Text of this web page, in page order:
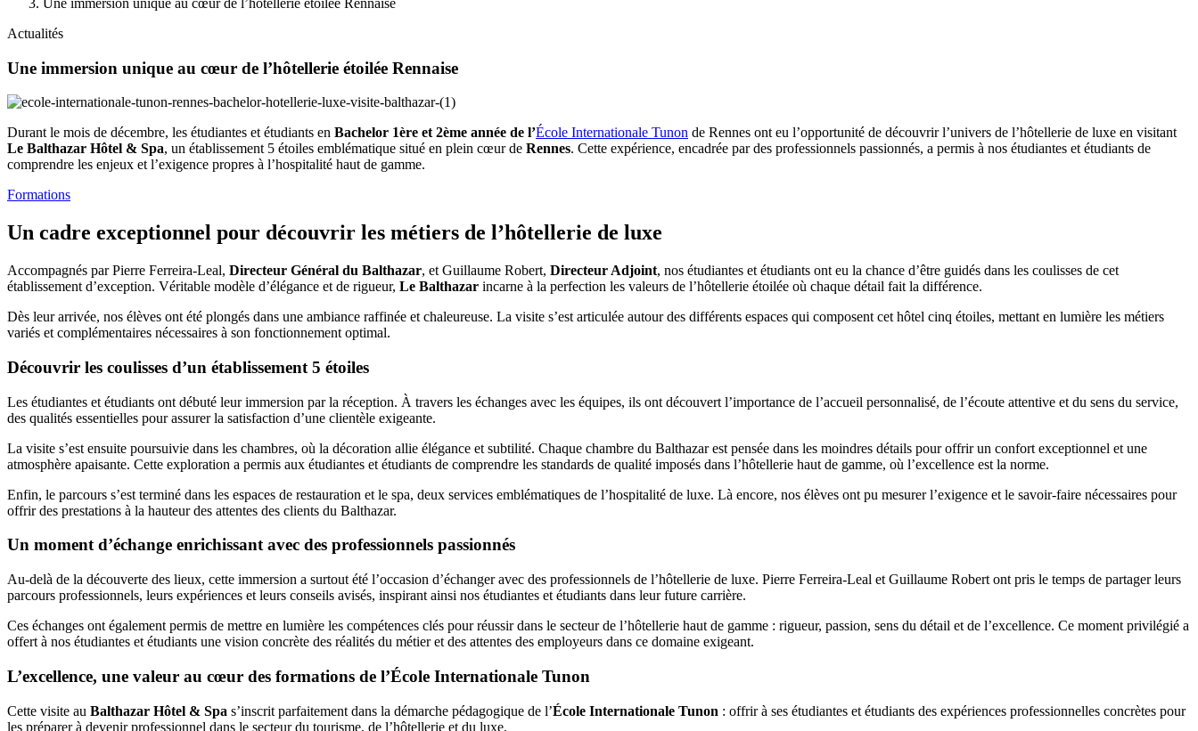
Une immersion unique au cœur de l’hôtellerie étoilée Rennaise
Actualités
Une immersion unique au cœur de l’hôtellerie étoilée Rennaise
Durant le mois de décembre, les étudiantes et étudiants en Bachelor 1ère et 2ème année de l’École Internationale Tunon de Rennes ont eu l’opportunité de découvrir l’univers de l’hôtellerie de luxe en visitant
Le Balthazar Hôtel & Spa, un établissement 5 étoiles emblématique situé en plein cœur de Rennes. Cette expérience, encadrée par des professionnels passionnés, a permis à nos étudiantes et étudiants de
comprendre les enjeux et l’exigence propres à l’hospitalité haut de gamme.
Formations
Un cadre exceptionnel pour découvrir les métiers de l’hôtellerie de luxe
Accompagnés par Pierre Ferreira-Leal, Directeur Général du Balthazar, et Guillaume Robert, Directeur Adjoint, nos étudiantes et étudiants ont eu la chance d’être guidés dans les coulisses de cet
établissement d’exception. Véritable modèle d’élégance et de rigueur, Le Balthazar incarne à la perfection les valeurs de l’hôtellerie étoilée où chaque détail fait la différence.
Dès leur arrivée, nos élèves ont été plongés dans une ambiance raffinée et chaleureuse. La visite s’est articulée autour des différents espaces qui composent cet hôtel cinq étoiles, mettant en lumière les métiers
variés et complémentaires nécessaires à son fonctionnement optimal.
Découvrir les coulisses d’un établissement 5 étoiles
Les étudiantes et étudiants ont débuté leur immersion par la réception. À travers les échanges avec les équipes, ils ont découvert l’importance de l’accueil personnalisé, de l’écoute attentive et du sens du service,
des qualités essentielles pour assurer la satisfaction d’une clientèle exigeante.
La visite s’est ensuite poursuivie dans les chambres, où la décoration allie élégance et subtilité. Chaque chambre du Balthazar est pensée dans les moindres détails pour offrir un confort exceptionnel et une
atmosphère apaisante. Cette exploration a permis aux étudiantes et étudiants de comprendre les standards de qualité imposés dans l’hôtellerie haut de gamme, où l’excellence est la norme.
Enfin, le parcours s’est terminé dans les espaces de restauration et le spa, deux services emblématiques de l’hospitalité de luxe. Là encore, nos élèves ont pu mesurer l’exigence et le savoir-faire nécessaires pour
offrir des prestations à la hauteur des attentes des clients du Balthazar.
Un moment d’échange enrichissant avec des professionnels passionnés
Au-delà de la découverte des lieux, cette immersion a surtout été l’occasion d’échanger avec des professionnels de l’hôtellerie de luxe. Pierre Ferreira-Leal et Guillaume Robert ont pris le temps de partager leurs
parcours professionnels, leurs expériences et leurs conseils avisés, inspirant ainsi nos étudiantes et étudiants dans leur future carrière.
Ces échanges ont également permis de mettre en lumière les compétences clés pour réussir dans le secteur de l’hôtellerie haut de gamme : rigueur, passion, sens du détail et de l’excellence. Ce moment privilégié a
offert à nos étudiantes et étudiants une vision concrète des réalités du métier et des attentes des employeurs dans ce domaine exigeant.
L’excellence, une valeur au cœur des formations de l’École Internationale Tunon
Cette visite au Balthazar Hôtel & Spa s’inscrit parfaitement dans la démarche pédagogique de l’École Internationale Tunon : offrir à ses étudiantes et étudiants des expériences professionnelles concrètes pour
les préparer à devenir professionnel dans le secteur du tourisme, de l’hôtellerie et du luxe.